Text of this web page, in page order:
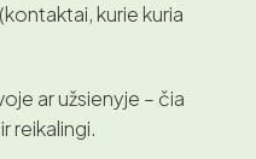
kurie kuria
ar užsienyje – čia
reikalingi.